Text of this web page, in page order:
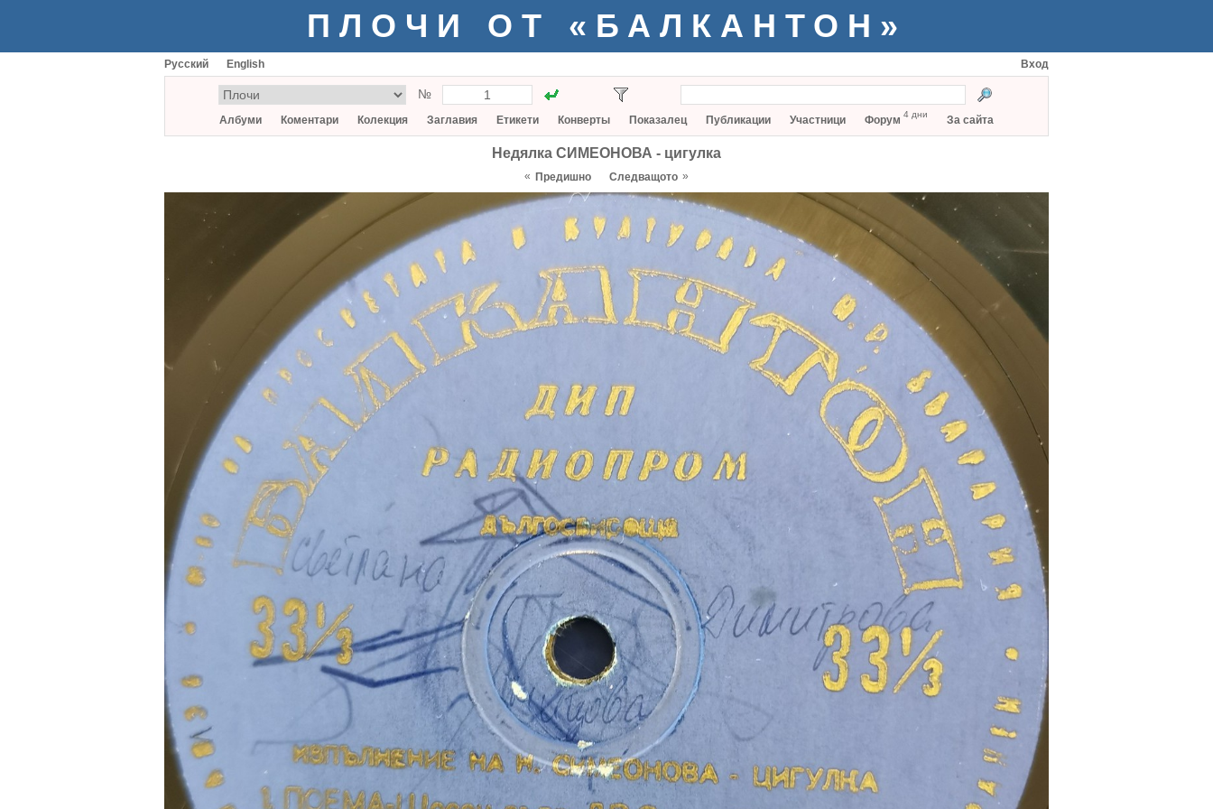
ПЛОЧИ ОТ «БАЛКАНТОН»
Русский English Вход
№
Албуми Коментари Колекция Заглавия Етикети Конверты Показалец Публикации Участници Форум 4 дни За сайта
Недялка СИМЕОНОВА - цигулка
« Предишно Следващото »